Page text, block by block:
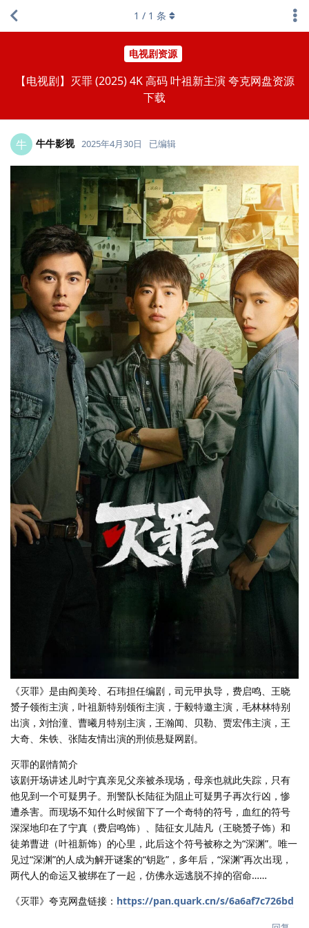
电视剧资源
【电视剧】灭罪 (2025) 4K 高码 叶祖新主演 夸克网盘资源
下载
1 / 1 条
牛 牛牛影视 2025年4月30日 已编辑
《灭罪》是由阎美玲、石玮担任编剧，司元甲执导，费启鸣、王晓
赟子领衔主演，叶祖新特别领衔主演，于毅特邀主演，毛林林特别
出演，刘怡潼、曹曦月特别主演，王瀚闻、贝勒、贾宏伟主演，王
大奇、朱铁、张陆友情出演的刑侦悬疑网剧。
灭罪的剧情简介
该剧开场讲述儿时宁真亲见父亲被杀现场，母亲也就此失踪，只有
他见到一个可疑男子。刑警队长陆征为阻止可疑男子再次行凶，惨
遭杀害。而现场不知什么时候留下了一个奇特的符号，血红的符号
深深地印在了宁真（费启鸣饰）、陆征女儿陆凡（王晓赟子饰）和
徒弟曹进（叶祖新饰）的心里，此后这个符号被称之为“深渊”。唯一
见过“深渊”的人成为解开谜案的“钥匙”，多年后，“深渊”再次出现，
两代人的命运又被绑在了一起，仿佛永远逃脱不掉的宿命……
《灭罪》夸克网盘链接： https://pan.quark.cn/s/6a6af7c726bd